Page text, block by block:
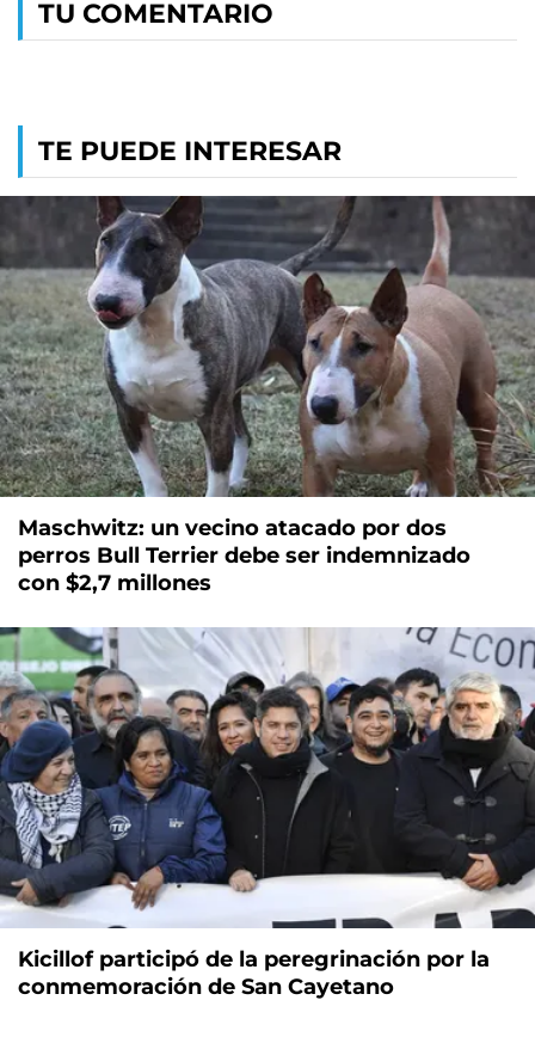
TU COMENTARIO
TE PUEDE INTERESAR
Maschwitz: un vecino atacado por dos
perros Bull Terrier debe ser indemnizado
con $2,7 millones
Kicillof participó de la peregrinación por la
conmemoración de San Cayetano